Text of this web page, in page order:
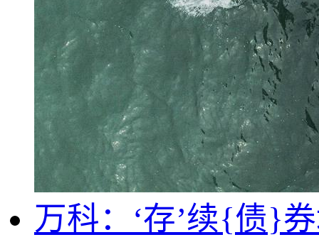
万科：‘存’续{债}